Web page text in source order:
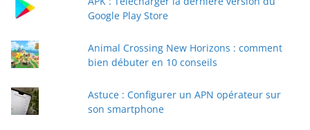
Google Play Store
Animal Crossing New Horizons : comment
bien débuter en 10 conseils
Astuce : Configurer un APN opérateur sur
son smartphone